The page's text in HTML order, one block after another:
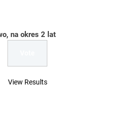
na okres 2 lat
View Results